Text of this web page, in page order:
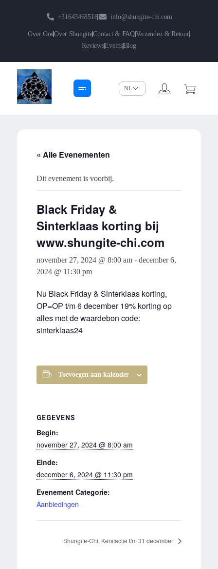
+31643468518 info@shungite-chi.com
Over OnsOver ShungiteContact & FAQVerzenden & Retour
ReviewsEventsBlog
« Alle Evenementen
Dit evenement is voorbij.
Black Friday &
Sinterklaas korting bij
www.shungite-chi.com
november 27, 2024 @ 8:00 am - december 6,
2024 @ 11:30 pm
Nu Black Friday & Sinterklaas korting,
OP=OP t/m 6 december 19% korting op
alles met de waardebon code:
sinterklaas24
Toevoegen aan kalender
GEGEVENS
Begin:
november 27, 2024 @ 8:00 am
Einde:
december 6, 2024 @ 11:30 pm
Evenement Categorie:
Aanbiedingen
Shungite-Chi, Kerstactie t/m 31 december!